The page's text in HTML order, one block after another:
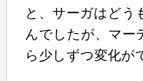
と、サーガはどう
んでしたが、マー
ら少しずつ変化が